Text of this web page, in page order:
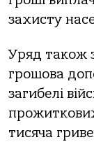
захисту
Уряд також
грошова
загибелі
тисяча